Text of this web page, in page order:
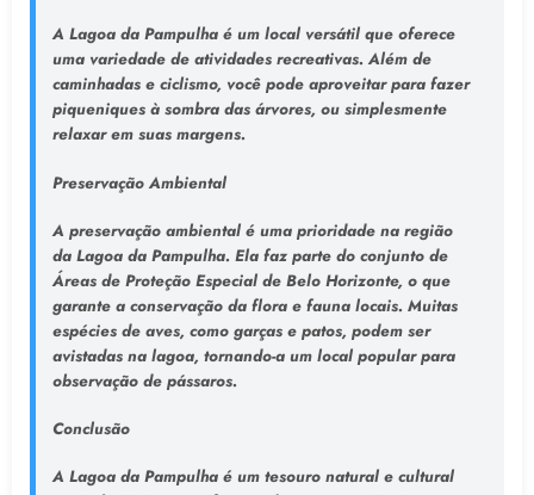
A Lagoa da Pampulha é um local versátil que oferece
uma variedade de atividades recreativas. Além de
caminhadas e ciclismo, você pode aproveitar para fazer
piqueniques à sombra das árvores, ou simplesmente
relaxar em suas margens.
Preservação Ambiental
A preservação ambiental é uma prioridade na região
da Lagoa da Pampulha. Ela faz parte do conjunto de
Áreas de Proteção Especial de Belo Horizonte, o que
garante a conservação da flora e fauna locais. Muitas
espécies de aves, como garças e patos, podem ser
avistadas na lagoa, tornando-a um local popular para
observação de pássaros.
Conclusão
A Lagoa da Pampulha é um tesouro natural e cultural